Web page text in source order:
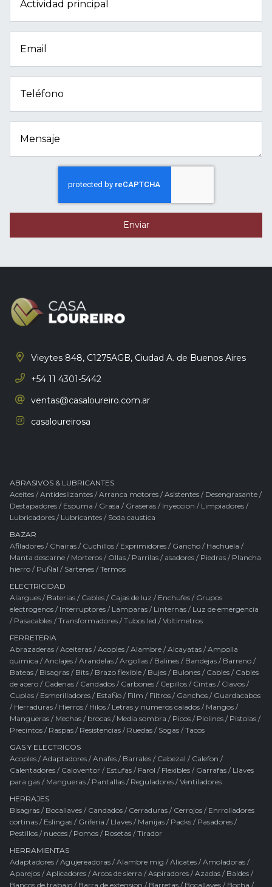
Actividad principal
Email
Teléfono
Mensaje
Enviar
Vieytes 848, C1275AGB, Ciudad A. de Buenos Aires
+54 11 4301-5442
ventas@casaloureiro.com.ar
casaloureirosa
ABRASIVOS & LUBRICANTES
Aceites /Antideslizantes /Arranca motores /Asistentes / Desengrasante /
Destapadores / Espuma / Grasa / Graseras / Inyeccion / Limpiadores /
Lubricadores / Lubricantes / Soda caustica
BAZAR
Afiladores / Chairas / Cuchillos / Exprimidores / Gancho / Hachuela /
Manta descarne / Morteros / Ollas / Parrilas / asadores / Piedras / Plancha
hierro / PuÑal / Sartenes /Termos
ELECTRICIDAD
Alargues / Baterias / Cables / Cajas de luz / Enchufes / Grupos
electrogenos / Interruptores / Lamparas / Linternas / Luz de emergencia
/ Pasacables /Transformadores /Tubos led /Voltimetros
FERRETERIA
Abrazaderas /Aceiteras /Acoples /Alambre /Alcayatas /Ampolla
quimica /Anclajes /Arandelas /Argollas / Balines / Bandejas / Barreno /
Bateas / Bisagras / Bits / Brazo flexible / Bujes / Bulones / Cables / Cables
de acero / Cadenas / Candados / Carbones / Cepillos / Cintas / Clavos /
Cuplas / Esmerilladores / EstaÑo / Film / Filtros / Ganchos / Guardacabos
/ Herraduras / Hierros / Hilos / Letras y numeros calados / Mangos /
Mangueras / Mechas / brocas / Media sombra / Picos / Piolines / Pistolas /
Precintos / Raspas / Resistencias / Ruedas / Sogas /Tacos
GAS Y ELECTRICOS
Acoples /Adaptadores /Anafes / Barrales / Cabezal / Calefon /
Calentadores / Caloventor / Estufas / Farol / Flexibles / Garrafas / Llaves
para gas / Mangueras / Pantallas / Reguladores /Ventiladores
HERRAJES
Bisagras / Bocallaves / Candados / Cerraduras / Cerrojos / Enrrolladores
cortinas / Eslingas / Griferia / Llaves / Manijas / Packs / Pasadores /
Pestillos / nueces / Pomos / Rosetas /Tirador
HERRAMIENTAS
Adaptadores /Agujereadoras /Alambre mig /Alicates /Amoladoras /
Aparejos /Aplicadores /Arcos de sierra /Aspiradores /Azadas / Baldes /
Bancos de trabajo / Barra de extension / Barretas / Bocallaves / Bocha /